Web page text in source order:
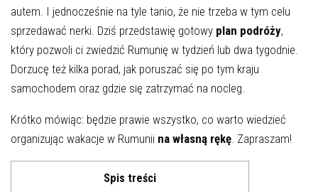
autem. I jednocześnie na tyle tanio, że nie trzeba w tym celu
sprzedawać nerki. Dziś przedstawię gotowy plan podróży,
który pozwoli ci zwiedzić Rumunię w tydzień lub dwa tygodnie.
Dorzucę też kilka porad, jak poruszać się po tym kraju
samochodem oraz gdzie się zatrzymać na nocleg.
Krótko mówiąc: będzie prawie wszystko, co warto wiedzieć
organizując wakacje w Rumunii na własną rękę . Zapraszam!
Spis treści